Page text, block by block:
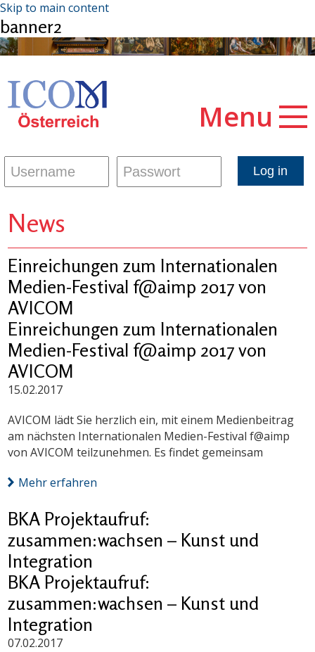
Skip to main content
banner2
Menu
News
Einreichungen zum Internationalen
Medien-Festival f@aimp 2017 von
AVICOM
Einreichungen zum Internationalen
Medien-Festival f@aimp 2017 von
AVICOM
15.02.2017
AVICOM lädt Sie herzlich ein, mit einem Medienbeitrag
am nächsten Internationalen Medien-Festival f@aimp
von AVICOM teilzunehmen. Es findet gemeinsam
Mehr erfahren
BKA Projektaufruf:
zusammen:wachsen – Kunst und
Integration
BKA Projektaufruf:
zusammen:wachsen – Kunst und
Integration
07.02.2017